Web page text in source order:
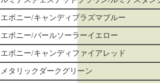
エボニー/キャンディプラズマブルー
エボニー/パールソーラーイエロー
エボニー/キャンディファイアレッド
メタリックダークグリーン